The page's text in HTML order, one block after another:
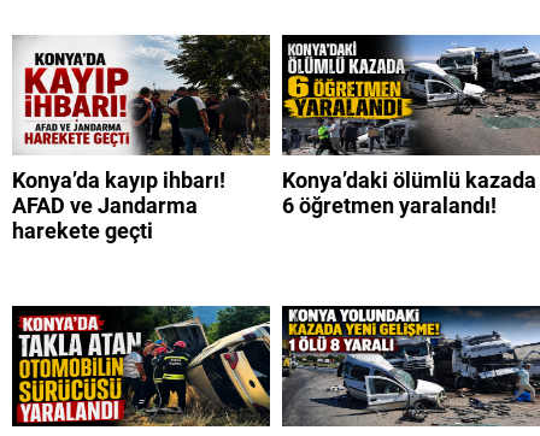
Konya’da kayıp ihbarı!
AFAD ve Jandarma
harekete geçti
Konya’daki ölümlü kazada
6 öğretmen yaralandı!